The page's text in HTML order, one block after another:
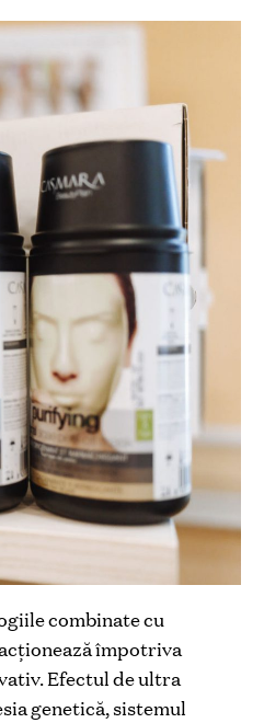
combinate cu
împotriva
Efectul de ultra
genetică, sistemul